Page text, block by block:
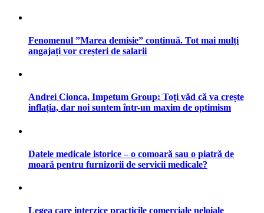
Fenomenul ”Marea demisie” continuă. Tot mai mulți
angajați vor creșteri de salarii
Andrei Cionca, Impetum Group: Toți văd că va crește
inflația, dar noi suntem într-un maxim de optimism
Datele medicale istorice – o comoară sau o piatră de
moară pentru furnizorii de servicii medicale?
Legea care interzice practicile comerciale neloiale